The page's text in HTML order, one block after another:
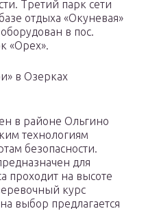
Третий парк сети
отдыха «Окуневая»
в пос.
«Орех».
в Озерках
в районе Ольгино
технологиям
безопасности.
для
проходит на высоте
курс
выбор предлагается